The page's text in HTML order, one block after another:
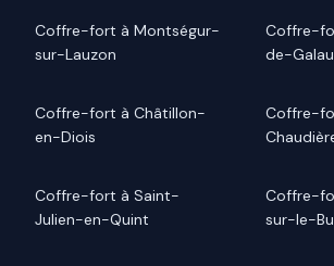
Coffre-fort à Montségur-
sur-Lauzon
Coffre-
de-
Coffre-fort à Châtillon-
en-Diois
Coffre-
Coffre-fort à Saint-
Julien-en-Quint
Coffre-
sur-le-